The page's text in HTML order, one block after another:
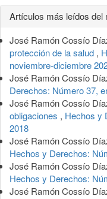
Detalles
del
artículo
Artículos más leídos del
José Ramón Cossío
protección de la salud ,
noviembre-diciembre
José Ramón Cossío
Derechos: Número 37,
José Ramón Cossío
obligaciones , Hechos y
2018
José Ramón Cossío
Hechos y Derechos:
José Ramón Cossío
Hechos y Derechos:
José Ramón Cossío